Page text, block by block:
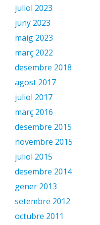
juliol 2023
juny 2023
maig 2023
març 2022
desembre 2018
agost 2017
juliol 2017
març 2016
desembre 2015
novembre 2015
juliol 2015
desembre 2014
gener 2013
setembre 2012
octubre 2011